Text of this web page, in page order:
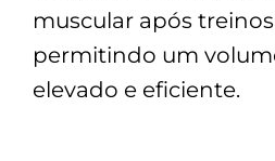
muscular após
permitindo um
elevado e eficiente.